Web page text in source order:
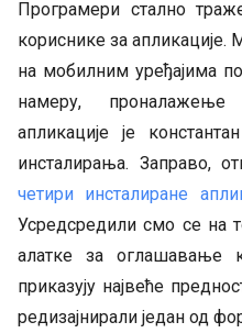
Програмери стално
кориснике за
на мобилним уређајима
намеру, проналажење
апликације је
инсталирања. Заправо,
четири инсталиране
Усредсредили смо се на
алатке за оглашавање
приказују највеће
редизајнирали један од